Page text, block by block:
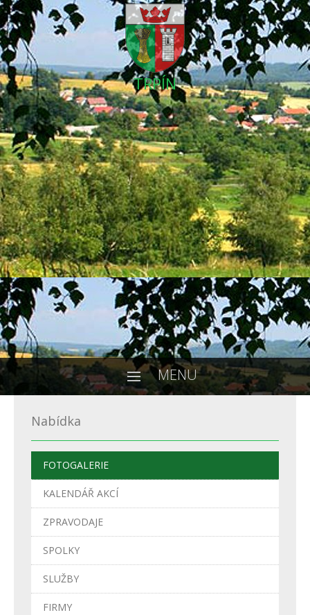
TRPÍN
MENU
Nabídka
FOTOGALERIE
KALENDÁŘ AKCÍ
ZPRAVODAJE
SPOLKY
SLUŽBY
FIRMY